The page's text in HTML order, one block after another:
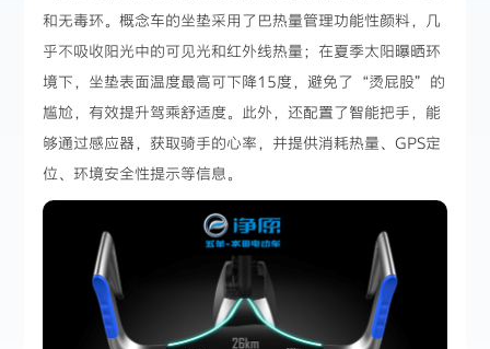
和无毒环。概念车的坐垫采用了巴热量管理功能性颜料，几
乎不吸收阳光中的可见光和红外线热量；在夏季太阳曝晒环
境下，坐垫表面温度最高可下降15度，避免了“烫屁股”的
尴尬，有效提升驾乘舒适度。此外，还配置了智能把手，能
够通过感应器，获取骑手的心率，并提供消耗热量、GPS定
位、环境安全性提示等信息。